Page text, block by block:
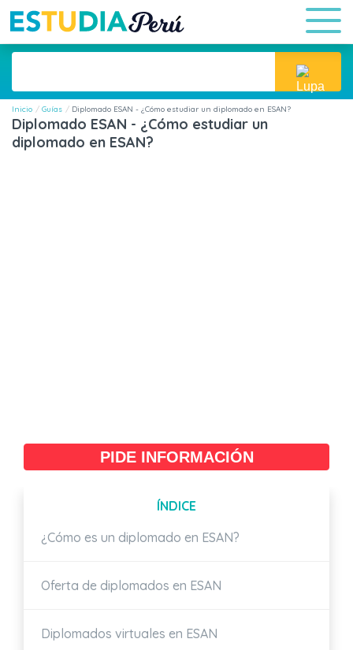
Inicio Guías Diplomado ESAN - ¿Cómo estudiar un diplomado en ESAN?
Diplomado ESAN - ¿Cómo estudiar un
diplomado en ESAN?
PIDE INFORMACIÓN
ÍNDICE
¿Cómo es un diplomado en ESAN?
Oferta de diplomados en ESAN
Diplomados virtuales en ESAN